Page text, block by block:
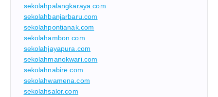
sekolahpalangkaraya.com
sekolahbanjarbaru.com
sekolahpontianak.com
sekolahambon.com
sekolahjayapura.com
sekolahmanokwari.com
sekolahnabire.com
sekolahwamena.com
sekolahsalor.com